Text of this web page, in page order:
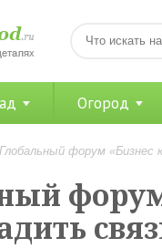
Огород
Глобальный форум «Бизнес